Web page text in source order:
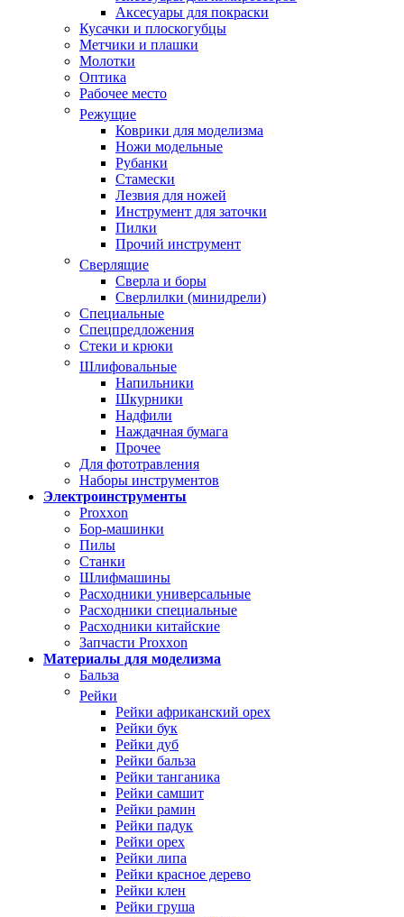
Аксесуары для покраски
Кусачки и плоскогубцы
Метчики и плашки
Молотки
Оптика
Рабочее место
Режущие
Коврики для моделизма
Ножи модельные
Рубанки
Стамески
Лезвия для ножей
Инструмент для заточки
Пилки
Прочий инструмент
Сверлящие
Сверла и боры
Сверлилки (минидрели)
Специальные
Спецпредложения
Стеки и крюки
Шлифовальные
Напильники
Шкурники
Надфили
Наждачная бумага
Прочее
Для фототравления
Наборы инструментов
Электроинструменты
Proxxon
Бор-машинки
Пилы
Станки
Шлифмашины
Расходники универсальные
Расходники специальные
Расходники китайские
Запчасти Proxxon
Материалы для моделизма
Бальза
Рейки
Рейки африканский орех
Рейки бук
Рейки дуб
Рейки бальза
Рейки танганика
Рейки самшит
Рейки рамин
Рейки падук
Рейки орех
Рейки липа
Рейки красное дерево
Рейки клен
Рейки груша